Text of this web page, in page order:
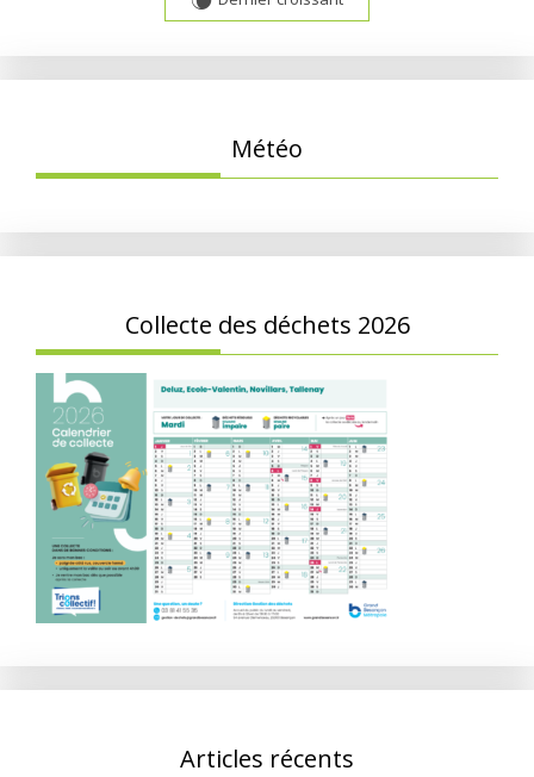
Météo
Collecte des déchets 2026
Articles récents